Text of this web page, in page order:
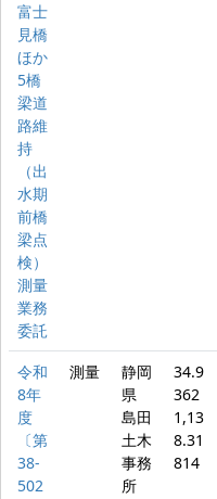
富士
見橋
ほか
5橋
梁道
路維
持
（出
水期
前橋
梁点
検）
測量
業務
委託
令和
8年
度
〔第
38-
502
測量
静岡
県
島田
土木
事務
所
34.9
362
1,13
8.31
814